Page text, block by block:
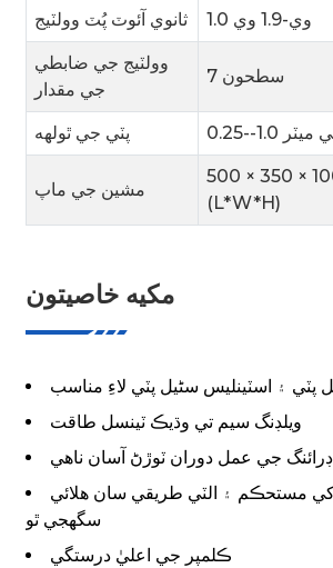
ثانوي آئوٽ پُٽ وولٽيج 1.0 وي-1.9 وي
وولٽيج جي ضابطي
جي مقدار
7 سطحون
پٽي جي ٿولهه 1.0 ملي ميٽر
مشين جي ماپ
350 × 1000 ملي ميٽر
(L*W*H)
مکيه خاصيتون
پٽي ۽ اسٽينلیس سٹیل پٽي لاءِ مناسب
ويلڊنگ سيم تي وڌيڪ ٽينسل طاقت
ڊرائنگ جي عمل دوران ٽوڙڻ آسان ناهي
کي مستحڪم ۽ الٽي طريقي سان هلائي
سگهجي ٿو
ڪلمپر جي اعليٰ درستگي